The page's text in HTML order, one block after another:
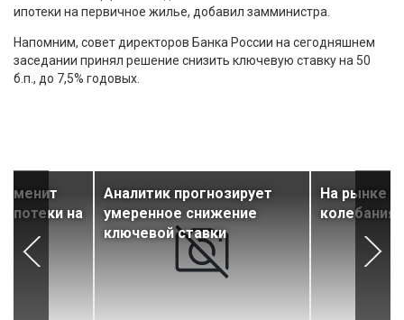
ипотеки на первичное жилье, добавил замминистра.
Напомним, совет директоров Банка России на сегодняшнем
заседании принял решение снизить ключевую ставку на 50
б.п., до 7,5% годовых.
на
Аналитик прогнозирует
умеренное снижение
ключевой ставки
На рынке
колебания